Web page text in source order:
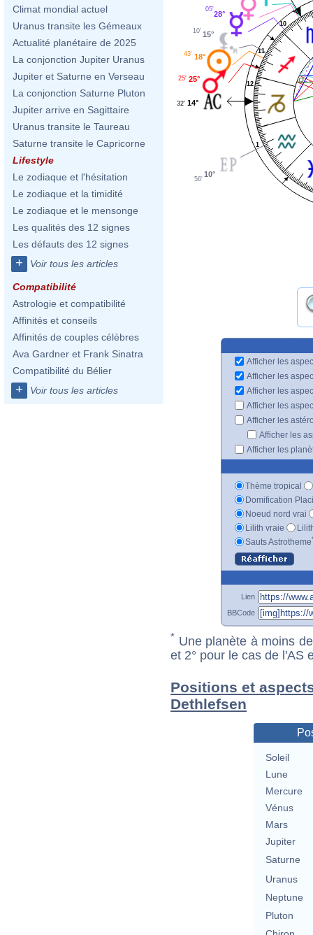
Climat mondial actuel
Uranus transite les Gémeaux
Actualité planétaire de 2025
La conjonction Jupiter Uranus
Jupiter et Saturne en Verseau
La conjonction Saturne Pluton
Jupiter arrive en Sagittaire
Uranus transite le Taureau
Saturne transite le Capricorne
Lifestyle
Le zodiaque et l'hésitation
Le zodiaque et la timidité
Le zodiaque et le mensonge
Les qualités des 12 signes
Les défauts des 12 signes
+ Voir tous les articles
Compatibilité
Astrologie et compatibilité
Affinités et conseils
Affinités de couples célèbres
Ava Gardner et Frank Sinatra
Compatibilité du Bélier
+ Voir tous les articles
1
10
11
12
28°
05'
15°
10'
18°
43'
25°
25'
14°
32'
10°
56'
Afficher les
Afficher les
Afficher les
Afficher les
Afficher les
Afficher les
Afficher les
Thème tropical
Domification
Noeud nord vrai
Lilith vraie
Sauts Astrotheme
Lien
BBCode
* Une planète à moins
et 2° pour le cas de l'AS
Positions et
Dethlefsen
Soleil
Lune
Mercure
Vénus
Mars
Jupiter
Saturne
Uranus
Neptune
Pluton